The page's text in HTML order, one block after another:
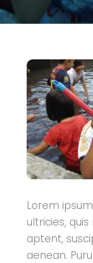
Lorem
ultricies,
aptent,
aenean.